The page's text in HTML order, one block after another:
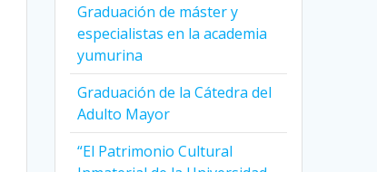
Graduación de máster y
especialistas en la academia
yumurina
Graduación de la Cátedra del
Adulto Mayor
“El Patrimonio Cultural